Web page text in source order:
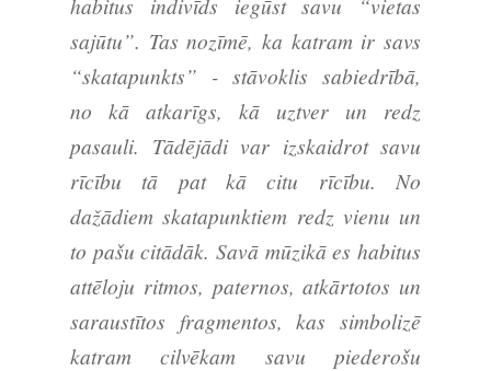
sajūtu”. Tas nozīmē, ka katram ir savs
“skatapunkts” - stāvoklis sabiedrībā,
no kā atkarīgs, kā uztver un redz
pasauli. Tādējādi var izskaidrot savu
rīcību tā pat kā citu rīcību. No
dažādiem skatapunktiem redz vienu un
to pašu citādāk. Savā mūzikā es habitus
attēloju ritmos, paternos, atkārtotos un
saraustītos fragmentos, kas simbolizē
katram cilvēkam savu piederošu